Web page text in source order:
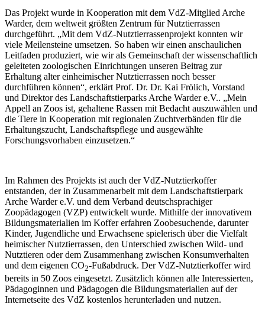
Das Projekt wurde in Kooperation mit dem VdZ-Mitglied Arche
Warder, dem weltweit größten Zentrum für Nutztierrassen
durchgeführt. „Mit dem VdZ-Nutztierrassenprojekt konnten wir
viele Meilensteine umsetzen. So haben wir einen anschaulichen
Leitfaden produziert, wie wir als Gemeinschaft der wissenschaftlich
geleiteten zoologischen Einrichtungen unseren Beitrag zur
Erhaltung alter einheimischer Nutztierrassen noch besser
durchführen können“, erklärt Prof. Dr. Dr. Kai Frölich, Vorstand
und Direktor des Landschaftstierparks Arche Warder e.V.. „Mein
Appell an Zoos ist, gehaltene Rassen mit Bedacht auszuwählen und
die Tiere in Kooperation mit regionalen Zuchtverbänden für die
Erhaltungszucht, Landschaftspflege und ausgewählte
Forschungsvorhaben einzusetzen.“
Im Rahmen des Projekts ist auch der VdZ-Nutztierkoffer
entstanden, der in Zusammenarbeit mit dem Landschaftstierpark
Arche Warder e.V. und dem Verband deutschsprachiger
Zoopädagogen (VZP) entwickelt wurde. Mithilfe der innovativem
Bildungsmaterialien im Koffer erfahren Zoobesuchende, darunter
Kinder, Jugendliche und Erwachsene spielerisch über die Vielfalt
heimischer Nutztierrassen, den Unterschied zwischen Wild- und
Nutztieren oder dem Zusammenhang zwischen Konsumverhalten
und dem eigenen CO2-Fußabdruck. Der VdZ-Nutztierkoffer wird
bereits in 50 Zoos eingesetzt. Zusätzlich können alle Interessierten,
Pädagoginnen und Pädagogen die Bildungsmaterialien auf der
Internetseite des VdZ kostenlos herunterladen und nutzen.